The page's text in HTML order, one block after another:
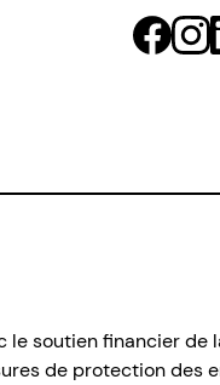
le soutien financier de
de protection des